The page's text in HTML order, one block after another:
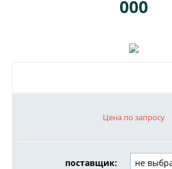
000
Цена по запросу
поставщик: